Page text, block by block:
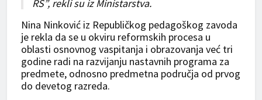
RS”, rekli su iz Ministarstva.
Nina Ninković iz Republičkog pedagoškog zavoda
je rekla da se u okviru reformskih procesa u
oblasti osnovnog vaspitanja i obrazovanja već tri
godine radi na razvijanju nastavnih programa za
predmete, odnosno predmetna područja od prvog
do devetog razreda.